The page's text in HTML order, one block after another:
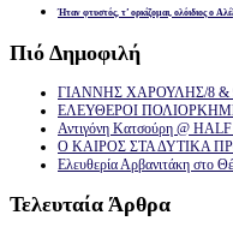
Ήταν φτυστός, τ’ ορκίζομαι, ολόιδιος ο
Πιό Δημοφιλή
ΓΙΑΝΝΗΣ ΧΑΡΟΥΛΗΣ/8
ΕΛΕΥΘΕΡΟΙ
Αντιγόνη Κατσούρη @
Ο ΚΑΙΡΟΣ ΣΤΑ ΔΥΤΙΚΑ
Ελευθερία Αρβανιτάκη στο
Τελευταία Άρθρα